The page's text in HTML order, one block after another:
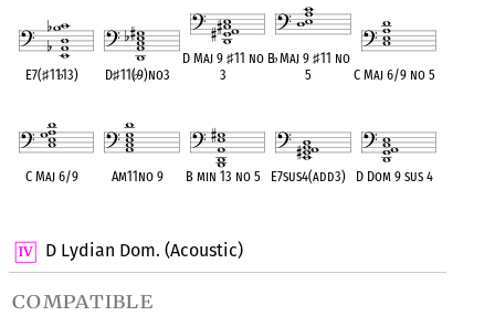
D Lydian Dom. (Acoustic)
compatible
E7(♯11♭13) D♯11(♭9)no3
D Maj 9 ♯11 no
3
B♭Maj 9 ♯11 no
5
C Maj 6/9 no 5
C Maj 6/9 Am11no 9 B min 13 no 5 E7sus4(add3) D Dom 9 sus 4